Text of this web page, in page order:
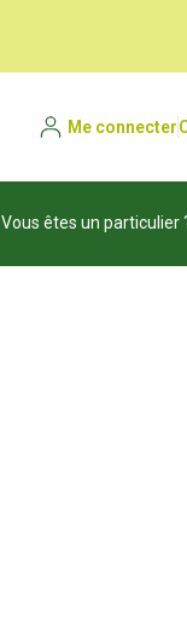
Me connecter
Vous êtes un particulier